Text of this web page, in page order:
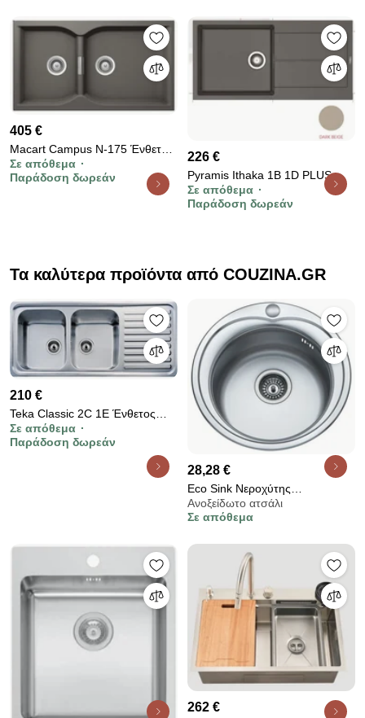
405 €
Macart Campus N-175 Ένθετος
η Υποένθετος νεροχύτης
Asphalt (Μολυβί)
Σε απόθεμα
Παράδοση δωρεάν
226 €
Pyramis Ithaka 1B 1D PLUS
Ένθετος Νεροχύτης από
Συνθετικό Γρανίτη 100x50cm
Σε απόθεμα
Παράδοση δωρεάν
Τα καλύτερα προϊόντα από COUZINA.GR
210 €
Teka Classic 2C 1E Ένθετος
Λείος Νεροχύτης
Σε απόθεμα
Παράδοση δωρεάν
28,28 €
Eco Sink Νεροχύτης
Ανοξείδωτος Με 1 Γούρνα
Στρογγυλός
Ανοξείδωτο ατσάλι
Σε απόθεμα
262 €